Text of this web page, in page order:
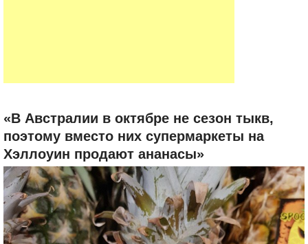
«В Австралии в октябре не сезон тыкв,
поэтому вместо них супермаркеты на
Хэллоуин продают ананасы»